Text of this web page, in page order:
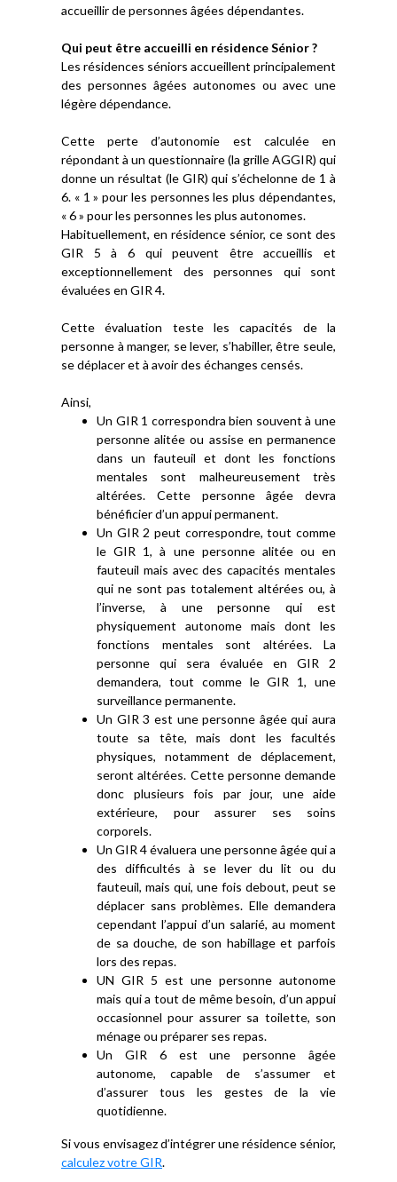
accueillir de personnes âgées dépendantes.
Qui peut être accueilli en résidence Sénior ?
Les résidences séniors accueillent principalement
des personnes âgées autonomes ou avec une
légère dépendance.
Cette perte d’autonomie est calculée en
répondant à un questionnaire (la grille AGGIR) qui
donne un résultat (le GIR) qui s’échelonne de 1 à
6. « 1 » pour les personnes les plus dépendantes,
« 6 » pour les personnes les plus autonomes.
Habituellement, en résidence sénior, ce sont des
GIR 5 à 6 qui peuvent être accueillis et
exceptionnellement des personnes qui sont
évaluées en GIR 4.
Cette évaluation teste les capacités de la
personne à manger, se lever, s’habiller, être seule,
se déplacer et à avoir des échanges censés.
Ainsi,
Un GIR 1 correspondra bien souvent à une
personne alitée ou assise en permanence
dans un fauteuil et dont les fonctions
mentales sont malheureusement très
altérées. Cette personne âgée devra
bénéficier d’un appui permanent.
Un GIR 2 peut correspondre, tout comme
le GIR 1, à une personne alitée ou en
fauteuil mais avec des capacités mentales
qui ne sont pas totalement altérées ou, à
l’inverse, à une personne qui est
physiquement autonome mais dont les
fonctions mentales sont altérées. La
personne qui sera évaluée en GIR 2
demandera, tout comme le GIR 1, une
surveillance permanente.
Un GIR 3 est une personne âgée qui aura
toute sa tête, mais dont les facultés
physiques, notamment de déplacement,
seront altérées. Cette personne demande
donc plusieurs fois par jour, une aide
extérieure, pour assurer ses soins
corporels.
Un GIR 4 évaluera une personne âgée qui a
des difficultés à se lever du lit ou du
fauteuil, mais qui, une fois debout, peut se
déplacer sans problèmes. Elle demandera
cependant l’appui d’un salarié, au moment
de sa douche, de son habillage et parfois
lors des repas.
UN GIR 5 est une personne autonome
mais qui a tout de même besoin, d’un appui
occasionnel pour assurer sa toilette, son
ménage ou préparer ses repas.
Un GIR 6 est une personne âgée
autonome, capable de s’assumer et
d’assurer tous les gestes de la vie
quotidienne.
Si vous envisagez d’intégrer une résidence sénior,
calculez votre GIR.